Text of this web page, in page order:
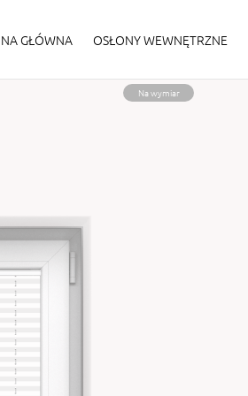
GŁÓWNA OSŁONY WEWNĘTRZNE
Na wymiar